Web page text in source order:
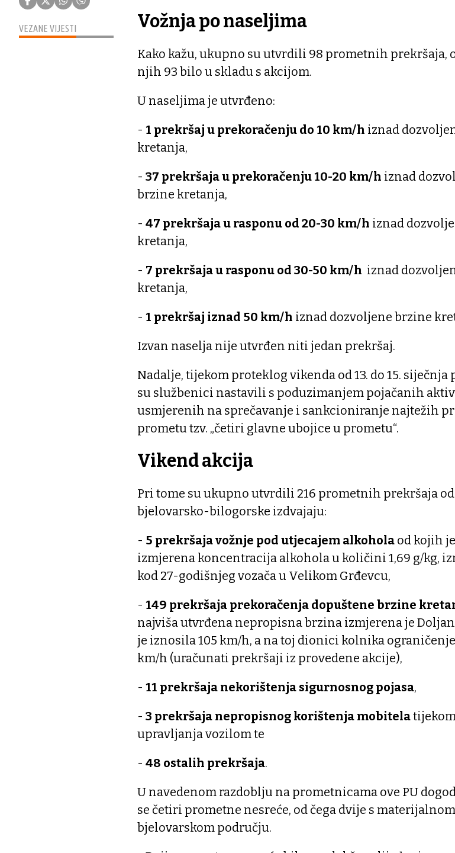
VEZANE VIJESTI Vožnja po naseljima
Kako kažu, ukupno su utvrdili 98 prometnih prekršaja,
njih 93 bilo u skladu s akcijom.
U naseljima je utvrđeno:
- 1 prekršaj u prekoračenju do 10 km/h iznad
kretanja,
- 37 prekršaja u prekoračenju 10-20 km/h iznad
brzine kretanja,
- 47 prekršaja u rasponu od 20-30 km/h iznad
kretanja,
- 7 prekršaja u rasponu od 30-50 km/h iznad
kretanja,
- 1 prekršaj iznad 50 km/h iznad dozvoljene brzine
Izvan naselja nije utvrđen niti jedan prekršaj.
Nadalje, tijekom proteklog vikenda od 13. do 15.
su službenici nastavili s poduzimanjem pojačanih
usmjerenih na sprečavanje i sankcioniranje najtežih
prometu tzv. „četiri glavne ubojice u prometu“.
Vikend akcija
Pri tome su ukupno utvrdili 216 prometnih prekršaja od
bjelovarsko-bilogorske izdvajaju:
- 5 prekršaja vožnje pod utjecajem alkohola od kojih
izmjerena koncentracija alkohola u količini 1,69 g/kg,
kod 27-godišnjeg vozača u Velikom Grđevcu,
- 149 prekršaja prekoračenja dopuštene brzine
najviša utvrđena nepropisna brzina izmjerena je
je iznosila 105 km/h, a na toj dionici kolnika
km/h (uračunati prekršaji iz provedene akcije),
- 11 prekršaja nekorištenja sigurnosnog pojasa,
- 3 prekršaja nepropisnog korištenja mobitelatijekom
upravljanja vozilom te
- 48 ostalih prekršaja.
U navedenom razdoblju na prometnicama ove PU
se četiri prometne nesreće, od čega dvije s
bjelovarskom području.